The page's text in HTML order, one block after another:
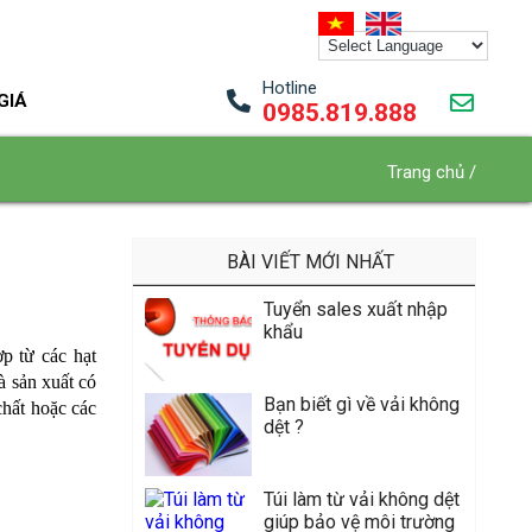
Hotline
0985.819.888
Trang chủ /
từ các hạt
sản xuất có
hoặc các
BÀI VIẾT MỚI NHẤT
Tuyển sales xuất nhập
khẩu
Bạn biết gì về vải không
dệt ?
Túi làm từ vải không dệt
giúp bảo vệ môi trường